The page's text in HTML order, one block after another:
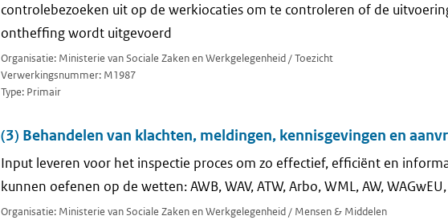
controlebezoeken uit op de werkiocaties om te controleren of de
ontheffing wordt uitgevoerd
Organisatie: Ministerie van Sociale Zaken en Werkgelegenheid / Toezicht
Verwerkingsnummer: M1987
Type: Primair
(3) Behandelen van klachten, meldingen, kennisgevingen en
Input leveren voor het inspectie proces om zo effectief, efficiënt en
kunnen oefenen op de wetten: AWB, WAV, ATW, Arbo, WML, AW, WAGwEU,
Organisatie: Ministerie van Sociale Zaken en Werkgelegenheid / Mensen & Middelen